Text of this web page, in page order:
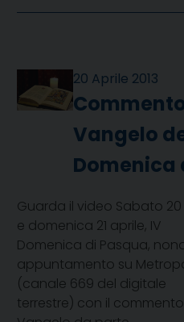
20 Aprile 2013
Vangelo
Domenica
Guarda il video Sabato
e domenica 21 aprile, IV
Domenica di Pasqua,
appuntamento su
(canale 669 del digitale
terrestre) con il